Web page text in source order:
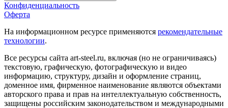
Конфиденциальность
Оферта
На информационном ресурсе применяются рекомендательные
технологии.
Все ресурсы сайта art-steel.ru, включая (но не ограничиваясь)
текстовую, графическую, фотографическую и видео
информацию, структуру, дизайн и оформление страниц,
доменное имя, фирменное наименование являются объектами
авторского права и прав на интеллектуальную собственность,
защищены российским законодательством и международными